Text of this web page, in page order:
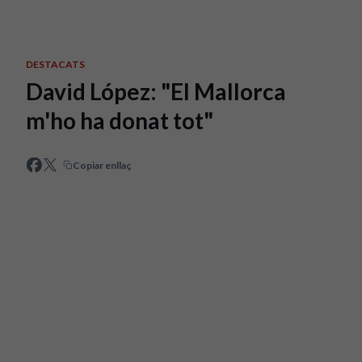
DESTACATS
David López: "El Mallorca
m'ho ha donat tot"
Copiar enllaç